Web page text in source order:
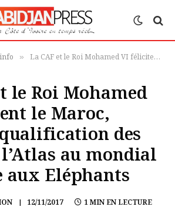
» La CAF et le Roi Mohamed VI félicitent le Maroc, après la qualification des Lions de l’Atlas au mondial 2018 face aux Eléphants
le Roi Mohamed
le Maroc,
des
au mondial
aux Eléphants
12/11/2017 1 MIN EN LECTURE